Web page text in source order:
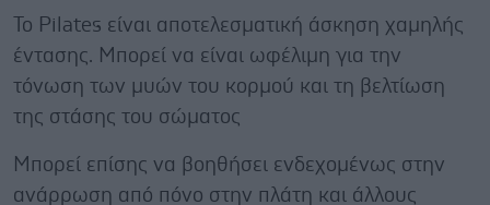
Το Pilates είναι αποτελεσματική άσκηση χαμηλής
έντασης. Μπορεί να είναι ωφέλιμη για την
τόνωση των μυών του κορμού και τη βελτίωση
της στάσης του σώματος
Μπορεί επίσης να βοηθήσει ενδεχομένως στην
ανάρρωση από πόνο στην πλάτη και άλλους